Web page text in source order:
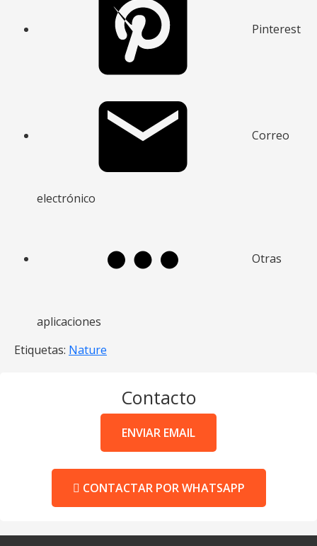
Pinterest
Correo
electrónico
Otras
aplicaciones
Etiquetas: Nature
Contacto
ENVIAR EMAIL
CONTACTAR POR WHATSAPP